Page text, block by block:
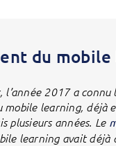
du
l’année 2017 a connu
mobile learning, déjà
plusieurs années. Le
learning avait déjà